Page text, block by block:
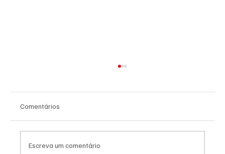
Comentários
Escreva um comentário